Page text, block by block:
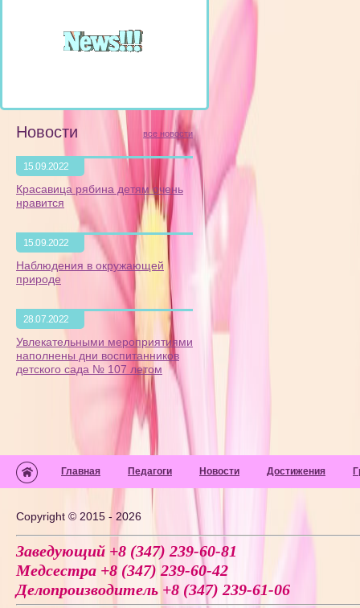
Новости все новости
15.09.2022
Красавица рябина детям очень
нравится
15.09.2022
Наблюдения в окружающей
природе
28.07.2022
Увлекательными мероприятиями
наполнены дни воспитанников
детского сада № 107 летом
Главная Педагоги Новости Достижения
Copyright © 2015 - 2026
Заведующий +8 (347) 239-60-81
Медсестра +8 (347) 239-60-42
Делопроизводитель +8 (347) 239-61-06